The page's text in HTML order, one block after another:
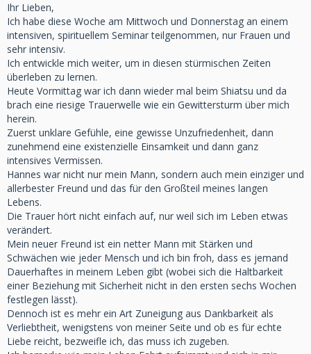
Ihr Lieben,
Ich habe diese Woche am Mittwoch und Donnerstag an einem
intensiven, spirituellem Seminar teilgenommen, nur Frauen und
sehr intensiv.
Ich entwickle mich weiter, um in diesen stürmischen Zeiten
überleben zu lernen.
Heute Vormittag war ich dann wieder mal beim Shiatsu und da
brach eine riesige Trauerwelle wie ein Gewittersturm über mich
herein.
Zuerst unklare Gefühle, eine gewisse Unzufriedenheit, dann
zunehmend eine existenzielle Einsamkeit und dann ganz
intensives Vermissen.
Hannes war nicht nur mein Mann, sondern auch mein einziger und
allerbester Freund und das für den Großteil meines langen
Lebens.
Die Trauer hört nicht einfach auf, nur weil sich im Leben etwas
verändert.
Mein neuer Freund ist ein netter Mann mit Stärken und
Schwächen wie jeder Mensch und ich bin froh, dass es jemand
Dauerhaftes in meinem Leben gibt (wobei sich die Haltbarkeit
einer Beziehung mit Sicherheit nicht in den ersten sechs Wochen
festlegen lässt).
Dennoch ist es mehr ein Art Zuneigung aus Dankbarkeit als
Verliebtheit, wenigstens von meiner Seite und ob es für echte
Liebe reicht, bezweifle ich, das muss ich zugeben.